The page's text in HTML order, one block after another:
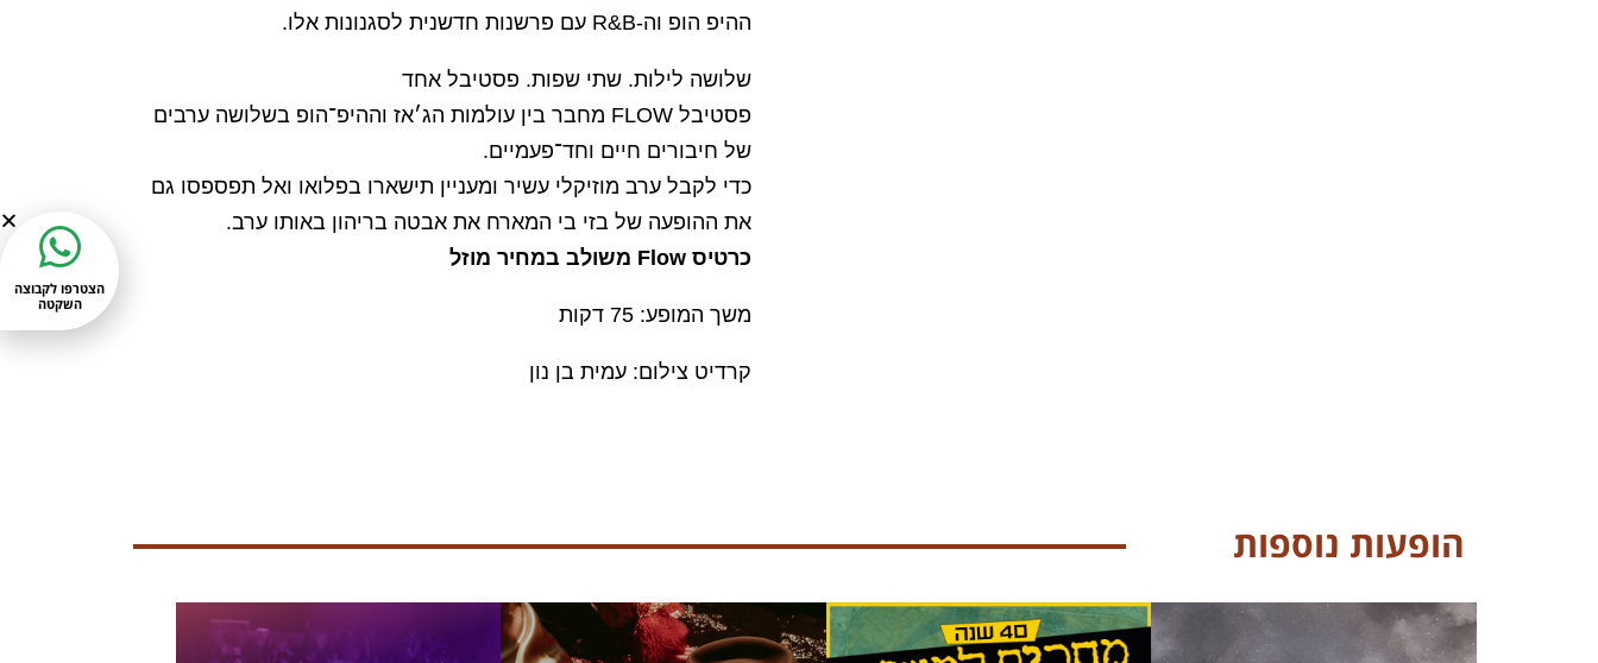
ההיפ הופ וה-R&B עם פרשנות חדשנית לסגנונות אלו.
שלושה לילות. שתי שפות. פסטיבל אחד
פסטיבל FLOW מחבר בין עולמות הג׳אז וההיפ־הופ בשלושה ערבים
של חיבורים חיים וחד־פעמיים.
כדי לקבל ערב מוזיקלי עשיר ומעניין תישארו בפלואו ואל תפספסו גם
את ההופעה של בזי בי המארח את אבטה בריהון באותו ערב.
כרטיס Flow משולב במחיר מוזל
משך המופע: 75 דקות
קרדיט צילום: עמית בן נון
הופעות נוספות
הצטרפו לקבוצה
השקטה